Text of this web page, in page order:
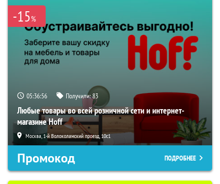
-15%
05:36:55 Получили:83
Любые товары во всей розничной сети и интернет-
магазине Hoff
Москва, 1-й Волоколамский проезд, 10с1
Промокод ПОДРОБНЕЕ